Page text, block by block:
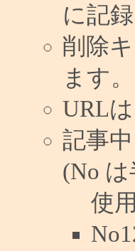
に記
削除
ます。
URL
記事
(No
使